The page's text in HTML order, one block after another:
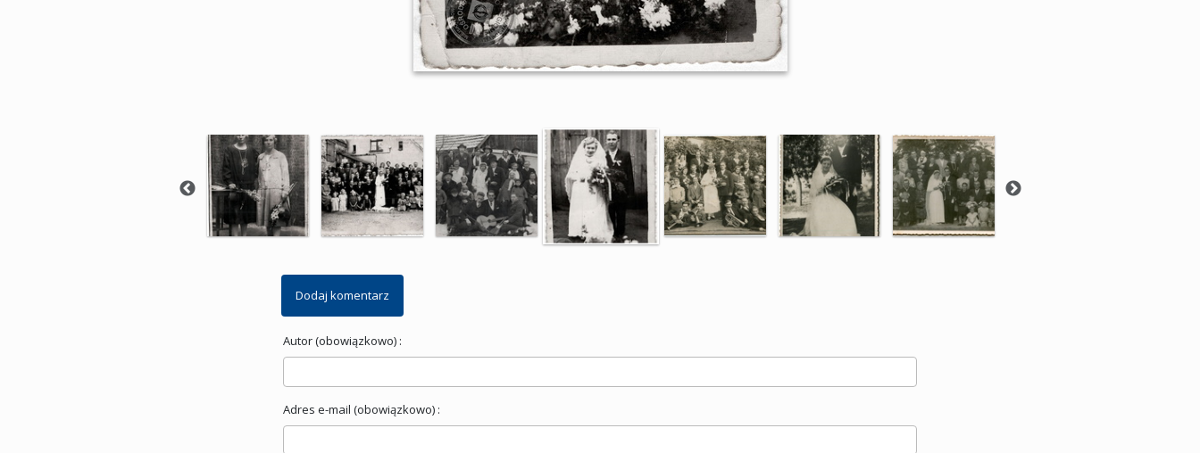
Dodaj komentarz
Autor (obowiązkowo) :
Adres e-mail (obowiązkowo) :